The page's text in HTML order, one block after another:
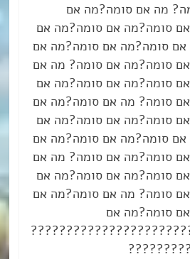
מה אם סומה?מה אם
סומה?מה אם סומה?מה אם
סומה?מה אם סומה?מה אם
סומה?מה אם סומה? מה אם
סומה?מה אם סומה?מה אם
סומה? מה אם סומה?מה אם
סומה?מה אם סומה?מה אם
סומה?מה אם סומה?מה אם
סומה?מה אם סומה? מה אם
סומה?מה אם סומה?מה אם
סומה? מה אם סומה?מה אם
סומה?מה אם